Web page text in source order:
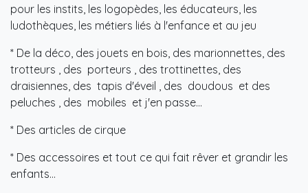
pour les instits, les logopèdes, les éducateurs, les
ludothèques, les métiers liés à l'enfance et au jeu
* De la déco, des jouets en bois, des marionnettes, des
trotteurs , des porteurs , des trottinettes, des
draisiennes, des tapis d'éveil , des doudous et des
peluches , des mobiles et j'en passe...
* Des articles de cirque
* Des accessoires et tout ce qui fait rêver et grandir les
enfants...